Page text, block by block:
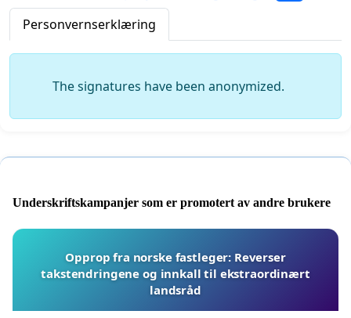
Personvernserklæring
The signatures have been anonymized.
Underskriftskampanjer som er promotert av andre brukere
Opprop fra norske fastleger: Reverser
takstendringene og innkall til ekstraordinært
landsråd